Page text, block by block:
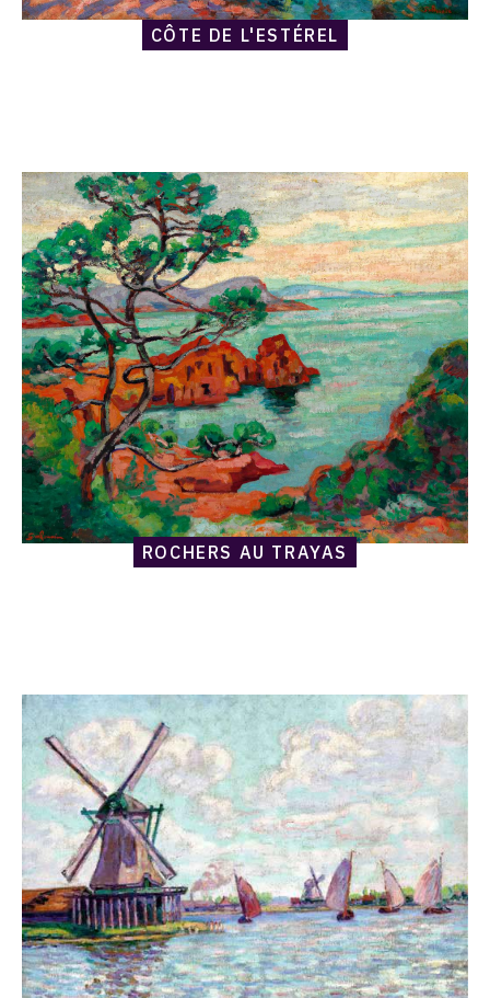
CÔTE DE L'ESTÉREL
raisonné,
Armand
Guillaumin,
Rochers
au
Trayas
ROCHERS AU TRAYAS
raisonné,
Armand
Guillaumin,
Moulins
en
Hollande